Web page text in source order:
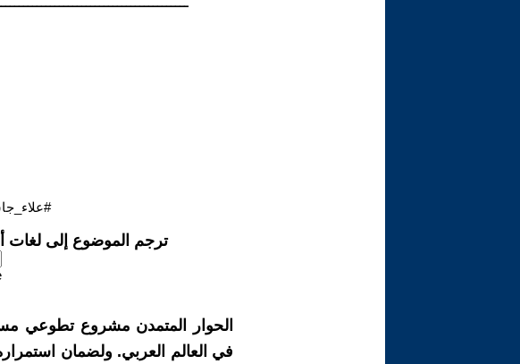
ترجم الموضوع إلى لغات
الحوار المتمدن مشروع تطوعي
في العالم العربي. ولضمان